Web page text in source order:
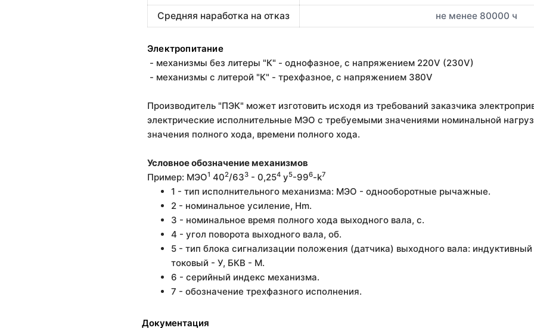
Средняя наработка на отказ не менее 80000 ч
Электропитание
- механизмы без литеры "К" - однофазное, с напряжением 220V (230V)
- механизмы с литерой "К" - трехфазное, с напряжением 380V
Производитель "ПЭК" может изготовить исходя из требований заказчика
электрические исполнительные МЭО с требуемыми значениями номинальной
значения полного хода, времени полного хода.
Условное обозначение механизмов
Пример: МЭО1 402/633 - 0,254 у5-996-k7
1 - тип исполнительного механизма: МЭО - однооборотные рычажные.
2 - номинальное усиление, Hm.
3 - номинальное время полного хода выходного вала, с.
4 - угол поворота выходного вала, об.
5 - тип блока сигнализации положения (датчика) выходного вала:
токовый - У, БКВ - М.
6 - серийный индекс механизма.
7 - обозначение трехфазного исполнения.
Документация